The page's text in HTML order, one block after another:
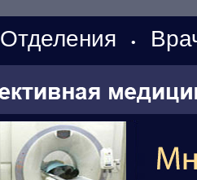
Отделения •